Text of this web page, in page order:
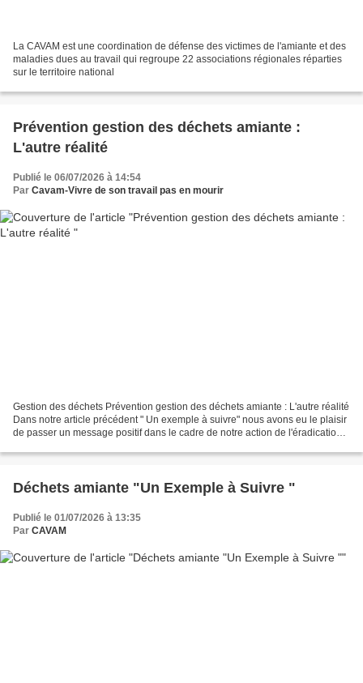
La CAVAM est une coordination de défense des victimes de l'amiante et des
maladies dues au travail qui regroupe 22 associations régionales réparties
sur le territoire national
Prévention gestion des déchets amiante :
L'autre réalité
Publié le 06/07/2026 à 14:54
Par Cavam-Vivre de son travail pas en mourir
Gestion des déchets Prévention gestion des déchets amiante : L'autre réalité
Dans notre article précédent " Un exemple à suivre" nous avons eu le plaisir
de passer un message positif dans le cadre de notre action de l'éradication
Déchets amiante "Un Exemple à Suivre "
Publié le 01/07/2026 à 13:35
Par CAVAM